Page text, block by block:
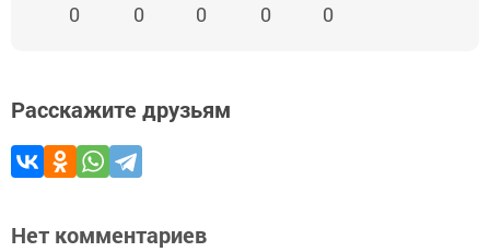
0 0 0 0 0
Расскажите друзьям
Нет комментариев